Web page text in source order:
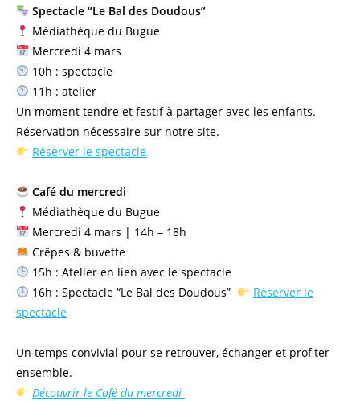
Spectacle “Le Bal des Doudous”
Médiathèque du Bugue
Mercredi 4 mars
10h : spectacle
11h : atelier
Un moment tendre et festif à partager avec les enfants.
Réservation nécessaire sur notre site.
Réserver le spectacle
Café du mercredi
Médiathèque du Bugue
Mercredi 4 mars | 14h – 18h
Crêpes & buvette
15h : Atelier en lien avec le spectacle
16h : Spectacle “Le Bal des Doudous”
Réserver le
spectacle
Un temps convivial pour se retrouver, échanger et profiter
ensemble.
Découvrir le Café du mercredi